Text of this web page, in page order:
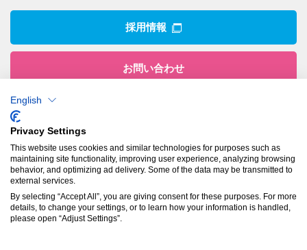
技術・製品情報トップ
IRニュース
社会との関わり
採用情報
お問い合わせ
株式会社有沢製作所
本社
〒943-8610
新潟県上越市南本町1丁目5番5号
TEL：025-524-5121／FAX：025-524-1117
プライバシーポリシー
English
Privacy Settings
This website uses cookies and similar technologies for purposes such as
maintaining site functionality, improving user experience, analyzing browsing
behavior, and optimizing ad delivery. Some of the data may be transmitted to
external services.
By selecting “Accept All”, you are giving consent for these purposes. For more
details, to change your settings, or to learn how your information is handled,
please open “Adjust Settings”.